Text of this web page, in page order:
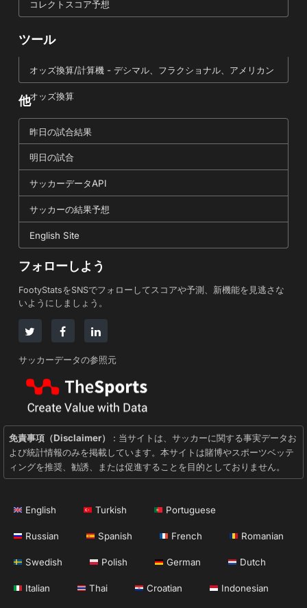
コレクトスコア予想
ツール
オッズ換算/計算機 - デシマル、フラクショナル、アメリカン
オッズ換算
他
昨日の試合結果
明日の試合
サッカーデータAPI
サッカーの結果予想
English Site
フォローしよう
FootyStatsをSNSでフォローしてスコアや予測、新機能を見逃さな
いようにしましょう。
サッカーデータの参照元
免責事項（Disclaimer）
: 当サイトは、サッカーに関する事実データお
よび統計情報のみを掲載しています。本サイトは賭博やスポーツベッテ
ィングを推奨、勧誘、または促進することを目的としておりません。
English Turkish Portuguese
Russian Spanish French Romanian
Swedish Polish German Dutch
Italian Thai Croatian Indonesian